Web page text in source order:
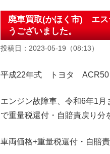
廃車買取(かほく市) エ
うございました。
投稿日：2023-05-19（08:13）
平成22年式 トヨタ
エンジン故障車、令和6年1
で重量税還付・自賠責戻り分
車両価格+重量税還付・自賠